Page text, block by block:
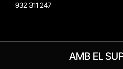
932 311 247
AMB EL